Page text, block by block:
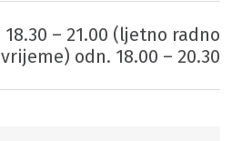
18.30 – 21.00 (ljetno radno
vrijeme) odn. 18.00 – 20.30